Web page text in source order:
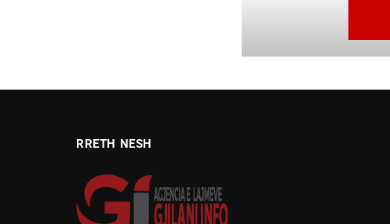
RRETH NESH